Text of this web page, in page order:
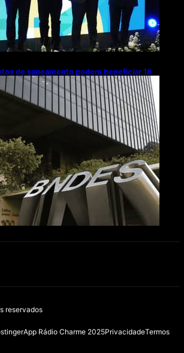
de saneamento podem beneficiar 18
de brasileiros
reservados
App Rádio Charme 2025PrivacidadeTermos